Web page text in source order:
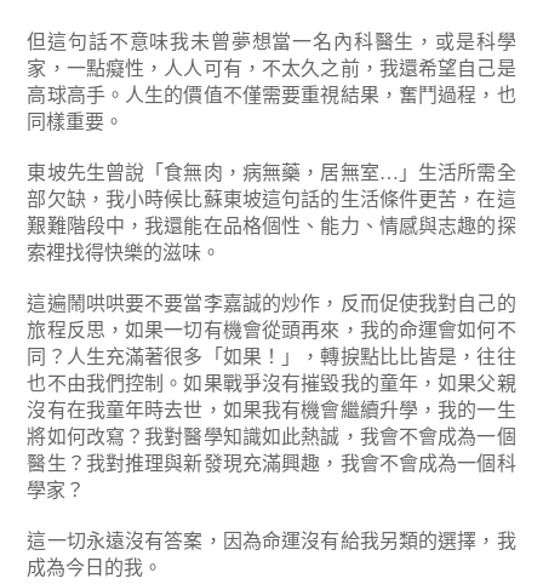
但這句話不意味我未曾夢想當一名內科醫生，或是科學
家，一點癡性，人人可有，不太久之前，我還希望自己是
高球高手。人生的價值不僅需要重視結果，奮鬥過程，也
同樣重要。
東坡先生曾說「食無肉，病無藥，居無室…」生活所需全
部欠缺，我小時候比蘇東坡這句話的生活條件更苦，在這
艱難階段中，我還能在品格個性、能力、情感與志趣的探
索裡找得快樂的滋味。
這遍鬧哄哄要不要當李嘉誠的炒作，反而促使我對自己的
旅程反思，如果一切有機會從頭再來，我的命運會如何不
同？人生充滿著很多「如果！」，轉捩點比比皆是，往往
也不由我們控制。如果戰爭沒有摧毀我的童年，如果父親
沒有在我童年時去世，如果我有機會繼續升學，我的一生
將如何改寫？我對醫學知識如此熱誠，我會不會成為一個
醫生？我對推理與新發現充滿興趣，我會不會成為一個科
學家？
這一切永遠沒有答案，因為命運沒有給我另類的選擇，我
成為今日的我。